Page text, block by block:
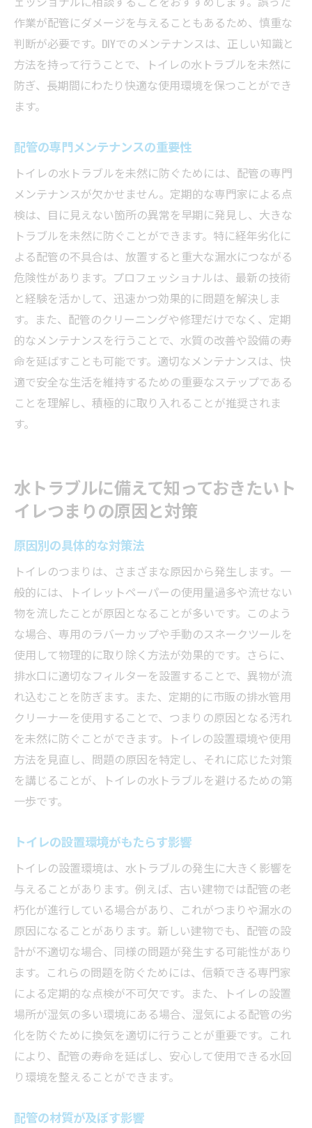
作業が配管にダメージを与えることもあるため、慎重な
判断が必要です。DIYでのメンテナンスは、正しい知識と
方法を持って行うことで、トイレの水トラブルを未然に
防ぎ、長期間にわたり快適な使用環境を保つことができ
ます。
配管の専門メンテナンスの重要性
トイレの水トラブルを未然に防ぐためには、配管の専門
メンテナンスが欠かせません。定期的な専門家による点
検は、目に見えない箇所の異常を早期に発見し、大きな
トラブルを未然に防ぐことができます。特に経年劣化に
よる配管の不具合は、放置すると重大な漏水につながる
危険性があります。プロフェッショナルは、最新の技術
と経験を活かして、迅速かつ効果的に問題を解決しま
す。また、配管のクリーニングや修理だけでなく、定期
的なメンテナンスを行うことで、水質の改善や設備の寿
命を延ばすことも可能です。適切なメンテナンスは、快
適で安全な生活を維持するための重要なステップである
ことを理解し、積極的に取り入れることが推奨されま
す。
水トラブルに備えて知っておきたいト
イレつまりの原因と対策
原因別の具体的な対策法
トイレのつまりは、さまざまな原因から発生します。一
般的には、トイレットペーパーの使用量過多や流せない
物を流したことが原因となることが多いです。このよう
な場合、専用のラバーカップや手動のスネークツールを
使用して物理的に取り除く方法が効果的です。さらに、
排水口に適切なフィルターを設置することで、異物が流
れ込むことを防ぎます。また、定期的に市販の排水管用
クリーナーを使用することで、つまりの原因となる汚れ
を未然に防ぐことができます。トイレの設置環境や使用
方法を見直し、問題の原因を特定し、それに応じた対策
を講じることが、トイレの水トラブルを避けるための第
一歩です。
トイレの設置環境がもたらす影響
トイレの設置環境は、水トラブルの発生に大きく影響を
与えることがあります。例えば、古い建物では配管の老
朽化が進行している場合があり、これがつまりや漏水の
原因になることがあります。新しい建物でも、配管の設
計が不適切な場合、同様の問題が発生する可能性があり
ます。これらの問題を防ぐためには、信頼できる専門家
による定期的な点検が不可欠です。また、トイレの設置
場所が湿気の多い環境にある場合、湿気による配管の劣
化を防ぐために換気を適切に行うことが重要です。これ
により、配管の寿命を延ばし、安心して使用できる水回
り環境を整えることができます。
配管の材質が及ぼす影響